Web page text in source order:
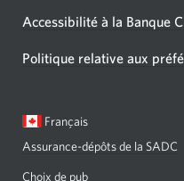
Accessibilité à la Banque
Politique relative aux
Langue
Français
de
Assurance-dépôts de la SADC
Choix de pub